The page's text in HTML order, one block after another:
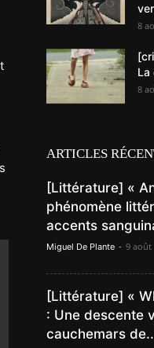
8
La
8
ARTICLES
[Littérature] «
phénomène
accents
Miguel De Plante - 9 août
[Littérature] «
: Une descente
cauchemars